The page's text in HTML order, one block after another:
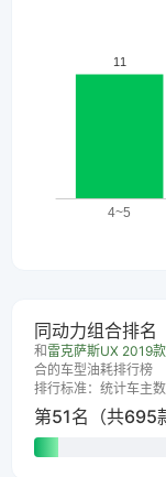
同动力组合排名
和 雷克萨斯UX 2019
合的车型油耗排行榜
排行标准：统计车主数
第51名（共695